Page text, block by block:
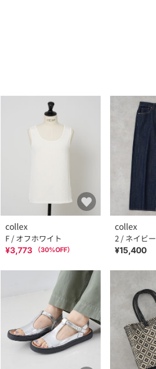
collex
F / オフホワイト
¥3,773 （30%OFF）
collex
2 / ネイビー
¥15,400